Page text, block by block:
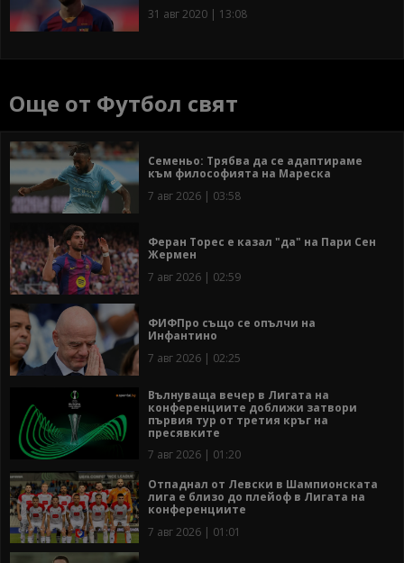
31 авг 2020 | 13:08
Още от Футбол свят
Семеньо: Трябва да се адаптираме
към философията на Мареска
7 авг 2026 | 03:58
Феран Торес е казал "да" на Пари Сен
Жермен
7 авг 2026 | 02:59
ФИФПро също се опълчи на
Инфантино
7 авг 2026 | 02:25
Вълнуваща вечер в Лигата на
конференциите доближи затвори
първия тур от третия кръг на
пресявките
7 авг 2026 | 01:20
Отпаднал от Левски в Шампионската
лига е близо до плейоф в Лигата на
конференциите
7 авг 2026 | 01:01